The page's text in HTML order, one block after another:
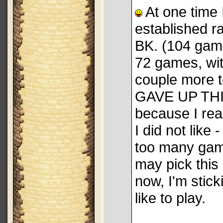
At one time
established
BK. (104
72 games,
couple more
GAVE UP
because I
I did not like
too many
may pick
now, I'm
like to play.